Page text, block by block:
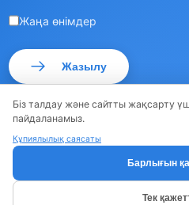
Біз талдау және сайтты жақсарту
пайдаланамыз.
Құпиялылық саясаты
Барлығын
Тек
Жаңа өнімдер
Жазылу
© ROSSMA 2026 · ·